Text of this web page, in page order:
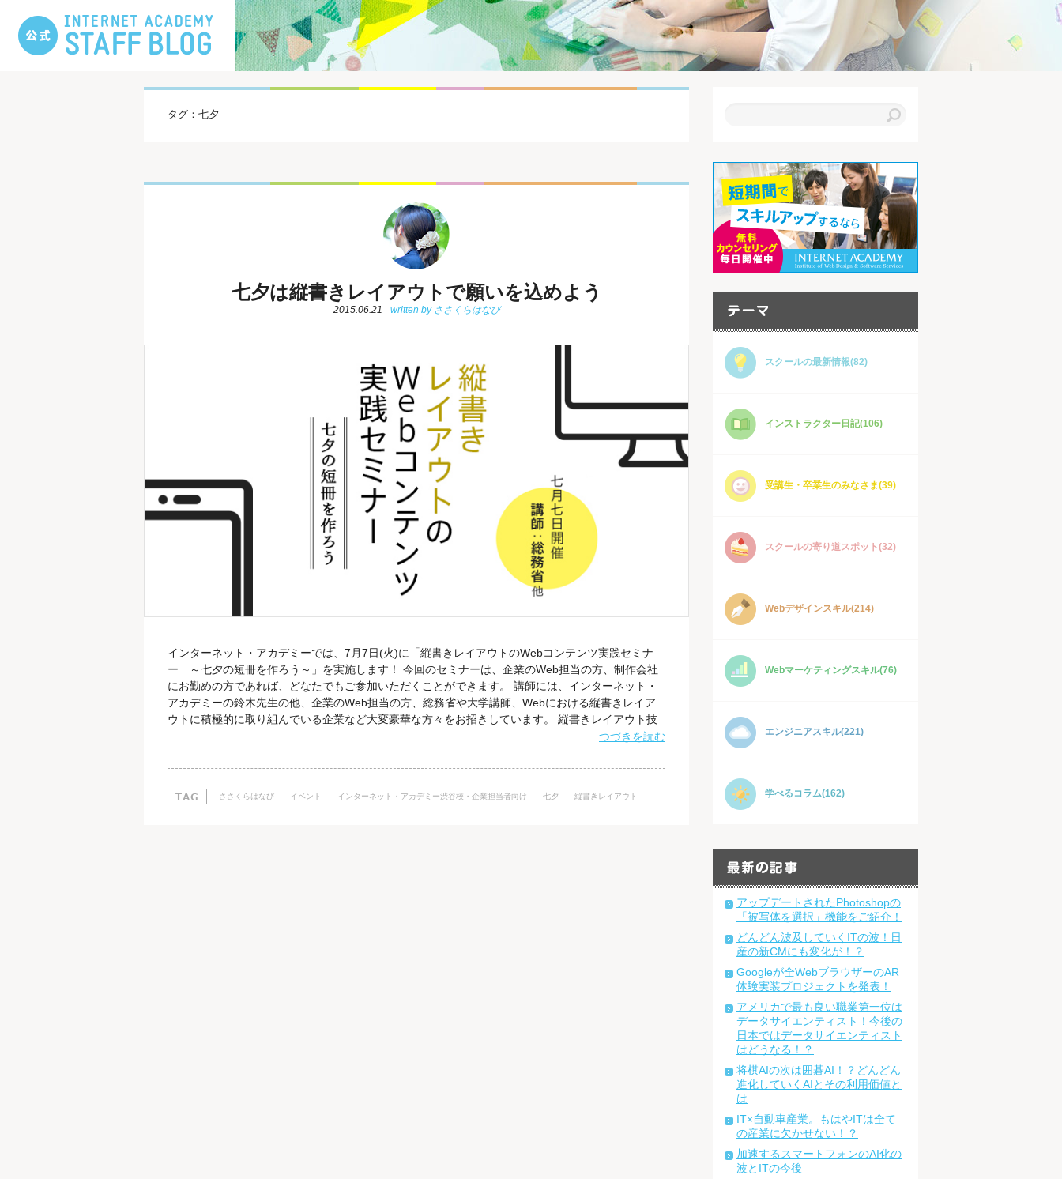
タグ：七夕
七夕は縦書きレイアウトで願いを込めよう
2015.06.21
インターネット・アカデミーでは、7月7日(火)に「縦書きレイアウトのWebコンテンツ実践セミナ
ー ～七夕の短冊を作ろう～」を実施します！ 今回のセミナーは、企業のWeb担当の方、制作会社
にお勤めの方であれば、どなたでもご参加いただくことができます。 講師には、インターネット・
アカデミーの鈴木先生の他、企業のWeb担当の方、総務省や大学講師、Webにおける縦書きレイア
ウトに積極的に取り組んでいる企業など大変豪華な方々をお招きしています。 縦書きレイアウト技
術とは 現在のWebブラウザやWebサイトでは、「横書き」が一般的であり、日本、台湾などで使わ
文化を正しく世界に広めたり、日本のコンテンツを発信してい
つづきを読む
ささくらはなび イベント インターネット・アカデミー渋谷校・企業担当者向け 七夕 縦書きレイアウト
スクールの最新情報(82)
インストラクター日記(106)
受講生・卒業生のみなさま(39)
スクールの寄り道スポット(32)
Webデザインスキル(214)
Webマーケティングスキル(76)
エンジニアスキル(221)
学べるコラム(162)
アップデートされたPhotoshopの
「被写体を選択」機能をご紹介！
どんどん波及していくITの波！日
産の新CMにも変化が！？
Googleが全WebブラウザーのAR
体験実装プロジェクトを発表！
アメリカで最も良い職業第一位は
データサイエンティスト！今後の
日本ではデータサイエンティスト
はどうなる！？
将棋AIの次は囲碁AI！？どんどん
進化していくAIとその利用価値と
は
IT×自動車産業。もはやITは全て
の産業に欠かせない！？
加速するスマートフォンのAI化の
波とITの今後